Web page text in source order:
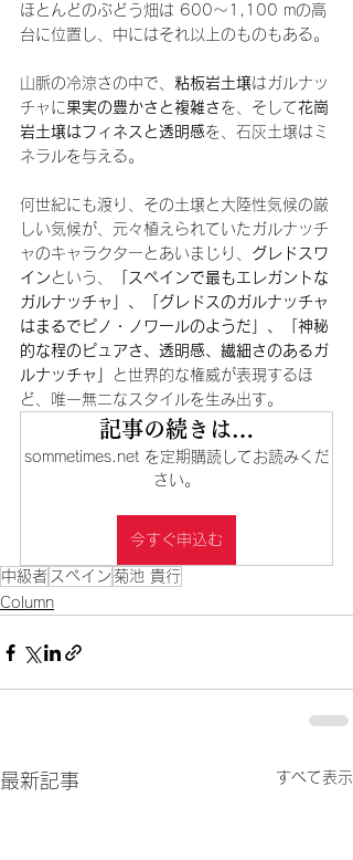
ほとんどのぶどう畑は 600～1,100 mの高
台に位置し、中にはそれ以上のものもある。
山脈の冷涼さの中で、 粘板岩土壌はガルナッ
チャに果実の豊かさと複雑さ を、そして花崗
岩土壌はフィネスと透明感を、石灰土壌はミ
ネラルを与える。
何世紀にも渡り、その土壌と大陸性気候の厳
しい気候が、元々植えられていたガルナッチ
ャのキャラクターとあいまじり、 グレドスワ
イン という、
「スペインで最もエレガントな
ガルナッチャ」、「グレドスのガルナッチャ
はまるでピノ・ノワールのようだ」、「神秘
的な程のピュアさ、透明感、繊細さのあるガ
ルナッチャ」
と世界的な権威が表現するほ
ど、唯一無二なスタイルを生み出す。
記事の続きは…
sommetimes.net を定期購読してお読みくだ
さい。
今すぐ申込む
中級者 スペイン 菊池 貴行
Column
最新記事 すべて表示